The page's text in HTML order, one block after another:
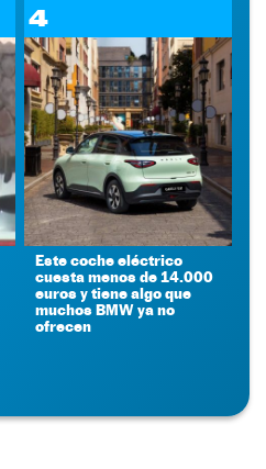
4
Este coche eléctrico
cuesta menos de 14.000
euros y tiene algo que
muchos BMW ya no
ofrecen